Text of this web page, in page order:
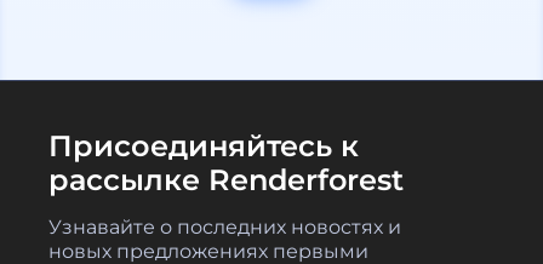
Присоединяйтесь к
рассылке Renderforest
Узнавайте о последних новостях и
новых предложениях первыми